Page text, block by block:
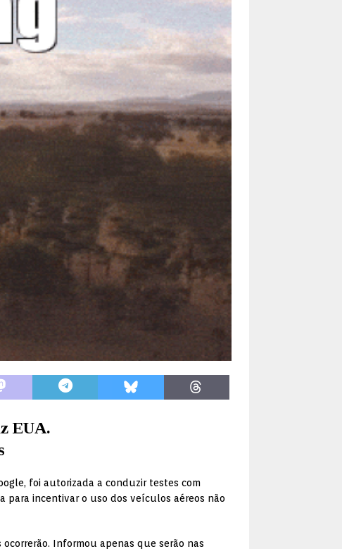
EUA.
foi autorizada a conduzir testes com
para incentivar o uso dos veículos aéreos não
Informou apenas que serão nas